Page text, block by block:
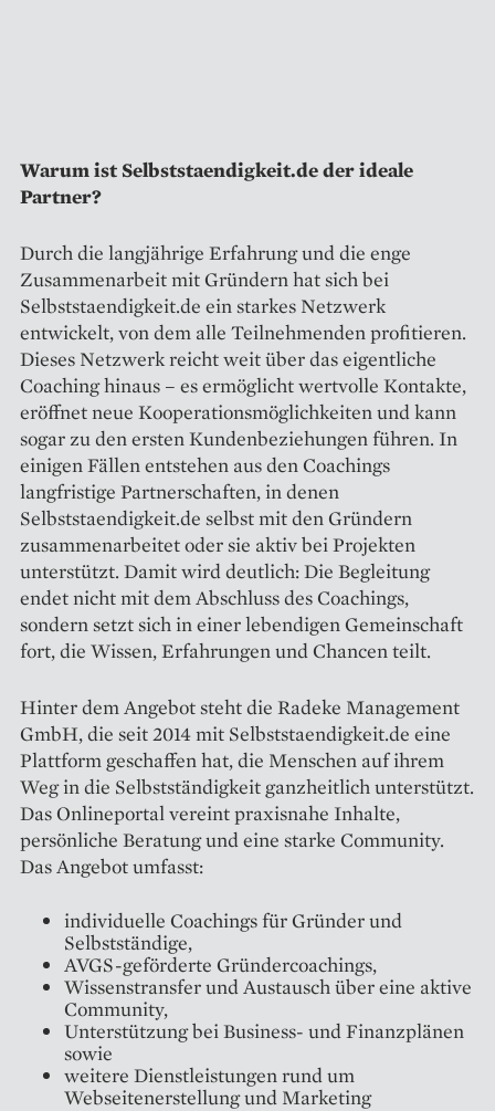
Warum ist Selbststaendigkeit.de der ideale
Partner?
Durch die langjährige Erfahrung und die enge
Zusammenarbeit mit Gründern hat sich bei
Selbststaendigkeit.de ein starkes Netzwerk
entwickelt, von dem alle Teilnehmenden profitieren.
Dieses Netzwerk reicht weit über das eigentliche
Coaching hinaus – es ermöglicht wertvolle Kontakte,
eröffnet neue Kooperationsmöglichkeiten und kann
sogar zu den ersten Kundenbeziehungen führen. In
einigen Fällen entstehen aus den Coachings
langfristige Partnerschaften, in denen
Selbststaendigkeit.de selbst mit den Gründern
zusammenarbeitet oder sie aktiv bei Projekten
unterstützt. Damit wird deutlich: Die Begleitung
endet nicht mit dem Abschluss des Coachings,
sondern setzt sich in einer lebendigen Gemeinschaft
fort, die Wissen, Erfahrungen und Chancen teilt.
Hinter dem Angebot steht die Radeke Management
GmbH, die seit 2014 mit Selbststaendigkeit.de eine
Plattform geschaffen hat, die Menschen auf ihrem
Weg in die Selbstständigkeit ganzheitlich unterstützt.
Das Onlineportal vereint praxisnahe Inhalte,
persönliche Beratung und eine starke Community.
Das Angebot umfasst:
individuelle Coachings für Gründer und
Selbstständige,
AVGS-geförderte Gründercoachings,
Wissenstransfer und Austausch über eine aktive
Community,
Unterstützung bei Business- und Finanzplänen
sowie
weitere Dienstleistungen rund um
Webseitenerstellung und Marketing